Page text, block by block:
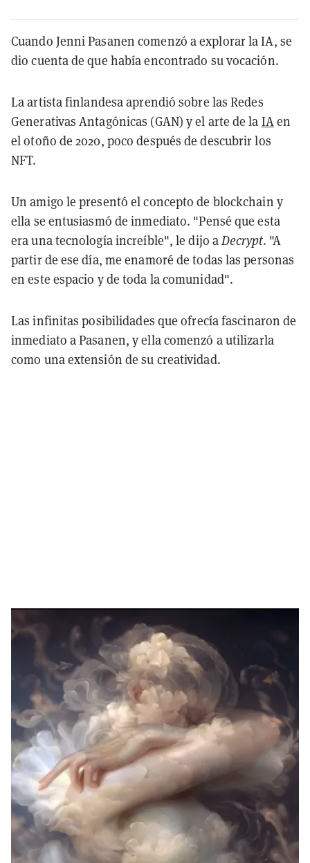
Cuando Jenni Pasanen comenzó a explorar la IA, se
dio cuenta de que había encontrado su vocación.
La artista finlandesa aprendió sobre las Redes
Generativas Antagónicas (GAN) y el arte de la IAen
el otoño de 2020, poco después de descubrir los
NFT.
Un amigo le presentó el concepto de blockchain y
ella se entusiasmó de inmediato. "Pensé que esta
era una tecnología increíble", le dijo aDecrypt. "A
partir de ese día, me enamoré de todas las personas
en este espacio y de toda la comunidad".
Las infinitas posibilidades que ofrecía fascinaron de
inmediato a Pasanen, y ella comenzó a utilizarla
como una extensión de su creatividad.